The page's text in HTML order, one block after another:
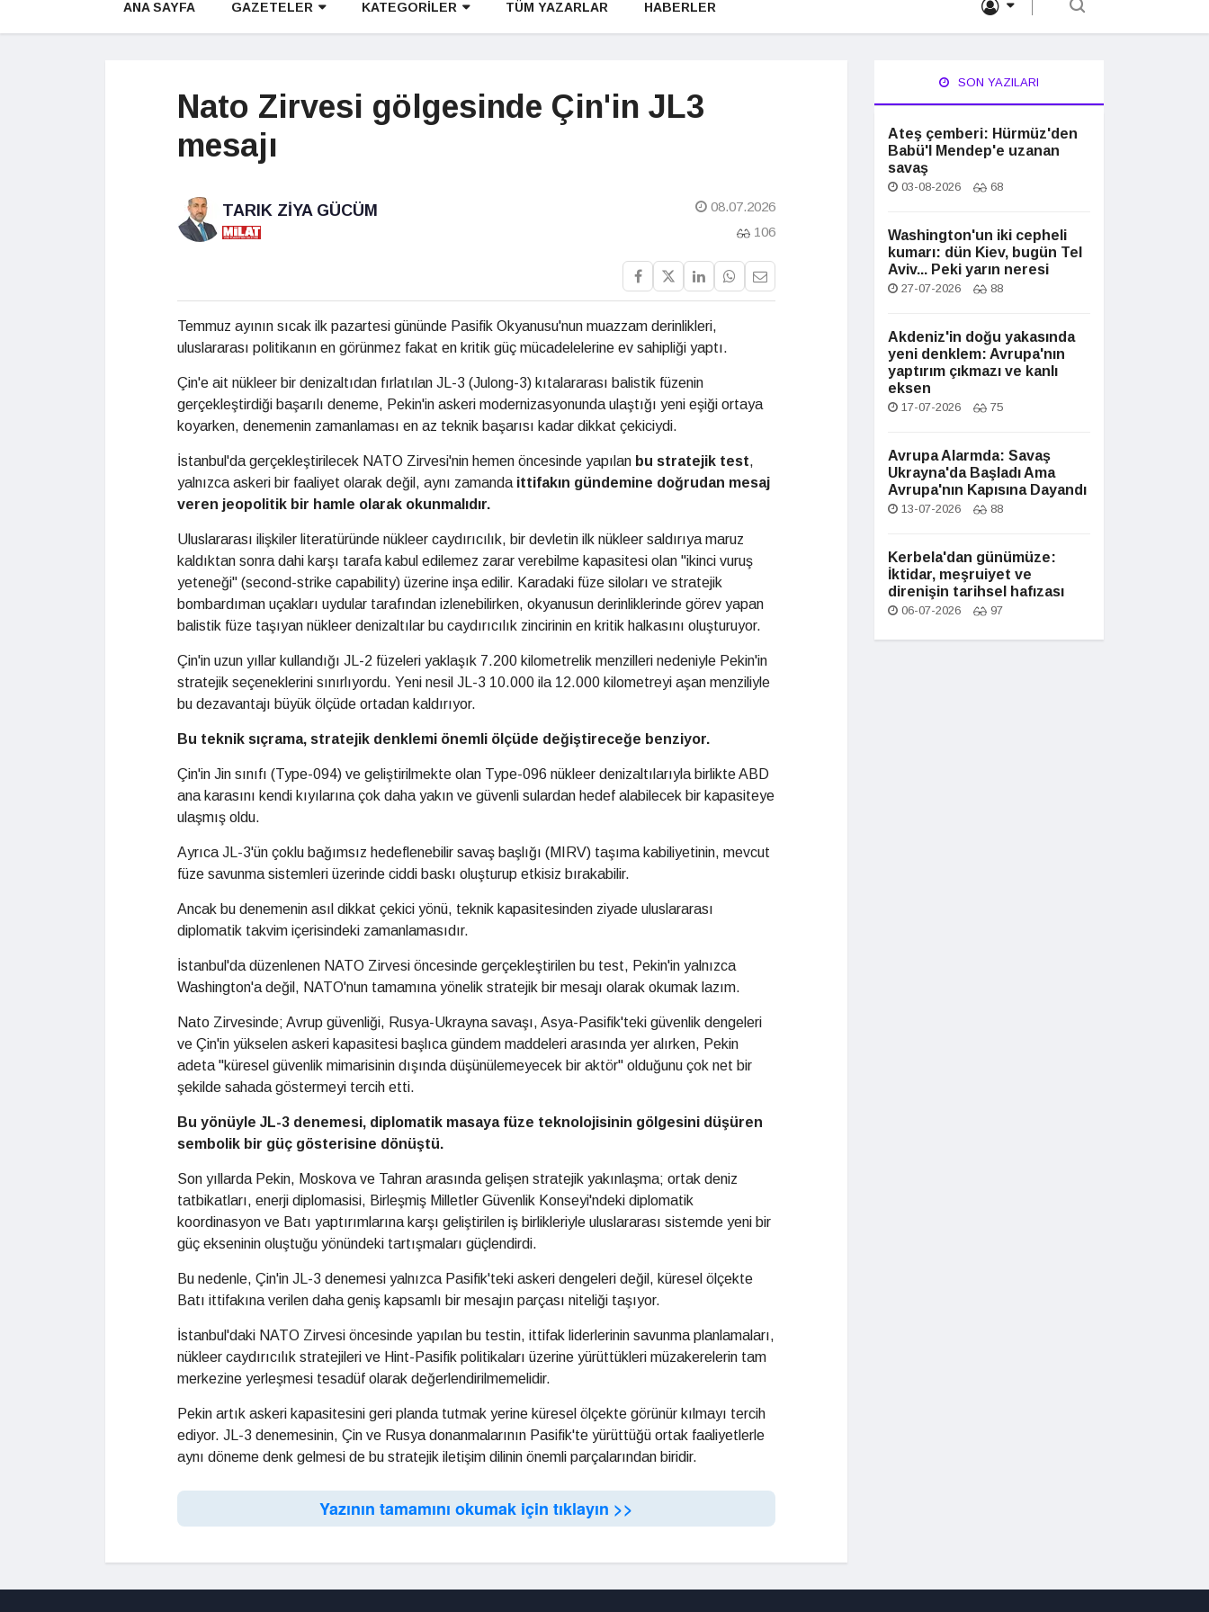
ANA SAYFA GAZETELER KATEGORİLER TÜM YAZARLAR HABERLER
Nato Zirvesi gölgesinde Çin'in JL3
mesajı
TARIK ZIYA GÜCÜM
08.07.2026
106
Temmuz ayının sıcak ilk pazartesi gününde Pasifik Okyanusu'nun muazzam derinlikleri,
uluslararası politikanın en görünmez fakat en kritik güç mücadelelerine ev sahipliği yaptı.
Çin'e ait nükleer bir denizaltıdan fırlatılan JL-3 (Julong-3) kıtalararası balistik füzenin
gerçekleştirdiği başarılı deneme, Pekin'in askeri modernizasyonunda ulaştığı yeni eşiği ortaya
koyarken, denemenin zamanlaması en az teknik başarısı kadar dikkat çekiciydi.
İstanbul'da gerçekleştirilecek NATO Zirvesi'nin hemen öncesinde yapılan bu stratejik test,
yalnızca askeri bir faaliyet olarak değil, aynı zamanda ittifakın gündemine doğrudan mesaj
veren jeopolitik bir hamle olarak okunmalıdır.
Uluslararası ilişkiler literatüründe nükleer caydırıcılık, bir devletin ilk nükleer saldırıya maruz
kaldıktan sonra dahi karşı tarafa kabul edilemez zarar verebilme kapasitesi olan "ikinci vuruş
yeteneği" (second-strike capability) üzerine inşa edilir. Karadaki füze siloları ve stratejik
bombardıman uçakları uydular tarafından izlenebilirken, okyanusun derinliklerinde görev yapan
balistik füze taşıyan nükleer denizaltılar bu caydırıcılık zincirinin en kritik halkasını oluşturuyor.
Çin'in uzun yıllar kullandığı JL-2 füzeleri yaklaşık 7.200 kilometrelik menzilleri nedeniyle Pekin'in
stratejik seçeneklerini sınırlıyordu. Yeni nesil JL-3 10.000 ila 12.000 kilometreyi aşan menziliyle
bu dezavantajı büyük ölçüde ortadan kaldırıyor.
Bu teknik sıçrama, stratejik denklemi önemli ölçüde değiştireceğe benziyor.
Çin'in Jin sınıfı (Type-094) ve geliştirilmekte olan Type-096 nükleer denizaltılarıyla birlikte ABD
ana karasını kendi kıyılarına çok daha yakın ve güvenli sulardan hedef alabilecek bir kapasiteye
ulaşmış oldu.
Ayrıca JL-3'ün çoklu bağımsız hedeflenebilir savaş başlığı (MIRV) taşıma kabiliyetinin, mevcut
füze savunma sistemleri üzerinde ciddi baskı oluşturup etkisiz bırakabilir.
Ancak bu denemenin asıl dikkat çekici yönü, teknik kapasitesinden ziyade uluslararası
diplomatik takvim içerisindeki zamanlamasıdır.
İstanbul'da düzenlenen NATO Zirvesi öncesinde gerçekleştirilen bu test, Pekin'in yalnızca
Washington'a değil, NATO'nun tamamına yönelik stratejik bir mesajı olarak okumak lazım.
Nato Zirvesinde; Avrup güvenliği, Rusya-Ukrayna savaşı, Asya-Pasifik'teki güvenlik dengeleri
ve Çin'in yükselen askeri kapasitesi başlıca gündem maddeleri arasında yer alırken, Pekin
adeta "küresel güvenlik mimarisinin dışında düşünülemeyecek bir aktör" olduğunu çok net bir
şekilde sahada göstermeyi tercih etti.
Bu yönüyle JL-3 denemesi, diplomatik masaya füze teknolojisinin gölgesini düşüren
sembolik bir güç gösterisine dönüştü.
Son yıllarda Pekin, Moskova ve Tahran arasında gelişen stratejik yakınlaşma; ortak deniz
tatbikatları, enerji diplomasisi, Birleşmiş Milletler Güvenlik Konseyi'ndeki diplomatik
koordinasyon ve Batı yaptırımlarına karşı geliştirilen iş birlikleriyle uluslararası sistemde yeni bir
güç ekseninin oluştuğu yönündeki tartışmaları güçlendirdi.
Bu nedenle, Çin'in JL-3 denemesi yalnızca Pasifik'teki askeri dengeleri değil, küresel ölçekte
Batı ittifakına verilen daha geniş kapsamlı bir mesajın parçası niteliği taşıyor.
İstanbul'daki NATO Zirvesi öncesinde yapılan bu testin, ittifak liderlerinin savunma planlamaları,
nükleer caydırıcılık stratejileri ve Hint-Pasifik politikaları üzerine yürüttükleri müzakerelerin tam
merkezine yerleşmesi tesadüf olarak değerlendirilmemelidir.
Pekin artık askeri kapasitesini geri planda tutmak yerine küresel ölçekte görünür kılmayı tercih
ediyor. JL-3 denemesinin, Çin ve Rusya donanmalarının Pasifik'te yürüttüğü ortak faaliyetlerle
aynı döneme denk gelmesi de bu stratejik iletişim dilinin önemli parçalarından biridir.
Yazının tamamını okumak için tıklayın >>
SON YAZILARI
Ateş çemberi: Hürmüz'den
Babü'l Mendep'e uzanan
savaş
03-08-2026 68
Washington'un iki cepheli
kumarı: dün Kiev, bugün Tel
Aviv... Peki yarın neresi
27-07-2026 88
Akdeniz'in doğu yakasında
yeni denklem: Avrupa'nın
yaptırım çıkmazı ve kanlı
eksen
17-07-2026 75
Avrupa Alarmda: Savaş
Ukrayna'da Başladı Ama
Avrupa'nın Kapısına Dayandı
13-07-2026 88
Kerbela'dan günümüze:
İktidar, meşruiyet ve
direnişin tarihsel hafızası
06-07-2026 97